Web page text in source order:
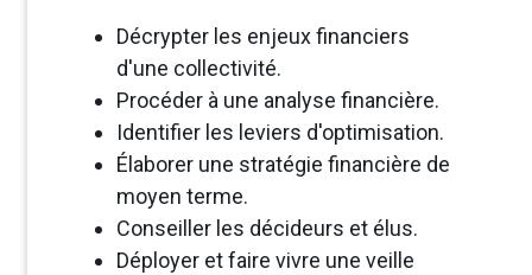
Décrypter les enjeux financiers
d'une collectivité.
Procéder à une analyse financière.
Identifier les leviers d'optimisation.
Élaborer une stratégie financière de
moyen terme.
Conseiller les décideurs et élus.
Déployer et faire vivre une veille